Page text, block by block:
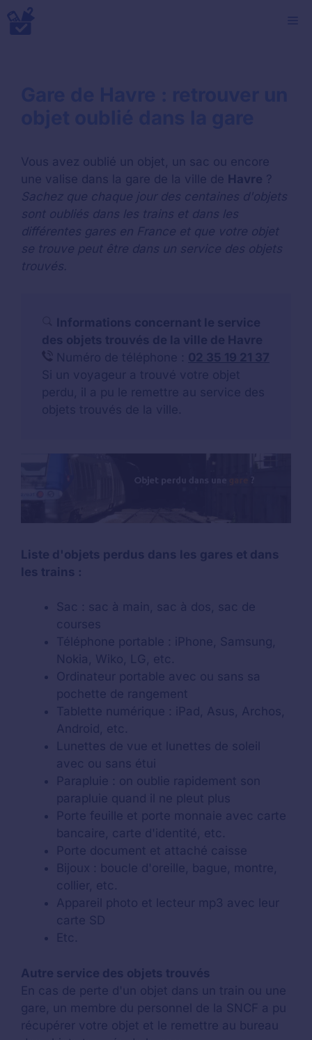
Aller
au
Vous avez oublié un objet, un sac ou encore
une valise dans la gare de la ville de Havre ?
Sachez que chaque jour des centaines d'objets
sont oubliés dans les trains et dans les
différentes gares en France et que votre objet
se trouve peut être dans un service des objets
trouvés.
Liste d'objets perdus dans les gares et dans
les trains :
Sac : sac à main, sac à dos, sac de
courses
Téléphone portable : iPhone, Samsung,
Nokia, Wiko, LG, etc.
Ordinateur portable avec ou sans sa
pochette de rangement
Tablette numérique : iPad, Asus, Archos,
Android, etc.
Lunettes de vue et lunettes de soleil
avec ou sans étui
Parapluie : on oublie rapidement son
parapluie quand il ne pleut plus
Porte feuille et porte monnaie avec carte
bancaire, carte d'identité, etc.
Porte document et attaché caisse
Bijoux : boucle d'oreille, bague, montre,
collier, etc.
Appareil photo et lecteur mp3 avec leur
carte SD
Etc.
Autre service des objets trouvés
En cas de perte d'un objet dans un train ou une
gare, un membre du personnel de la SNCF a pu
récupérer votre objet et le remettre au bureau